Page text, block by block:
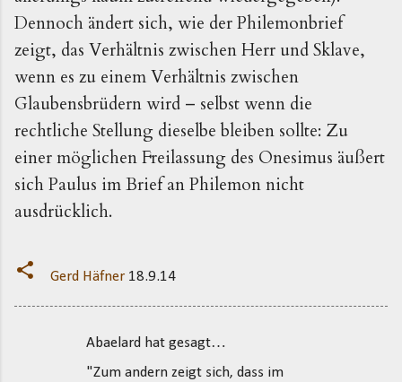
Dennoch ändert sich, wie der Philemonbrief
zeigt, das Verhältnis zwischen Herr und Sklave,
wenn es zu einem Verhältnis zwischen
Glaubensbrüdern wird – selbst wenn die
rechtliche Stellung dieselbe bleiben sollte: Zu
einer möglichen Freilassung des Onesimus äußert
sich Paulus im Brief an Philemon nicht
ausdrücklich.
Gerd Häfner 18.9.14
Abaelard hat gesagt…
"Zum andern zeigt sich, dass im